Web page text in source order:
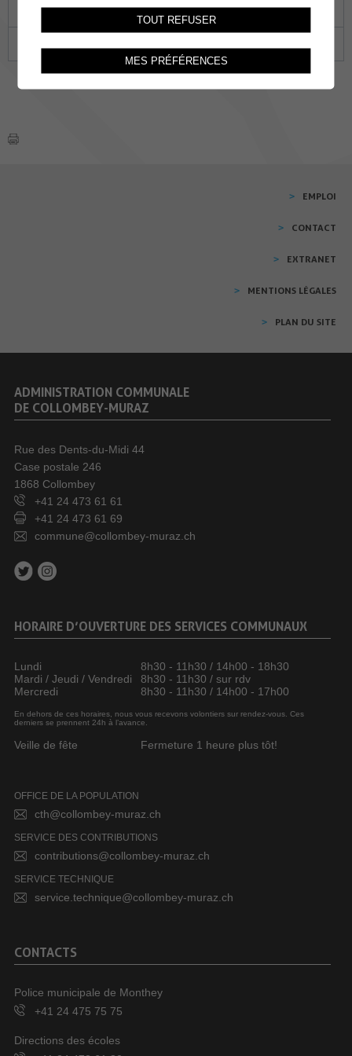
23 24 25 26 27
EMPLOI
CONTACT
EXTRANET
MENTIONS LÉGALES
PLAN DU SITE
ADMINISTRATION COMMUNALE
DE COLLOMBEY-MURAZ
Rue des Dents-du-Midi 44
Case postale 246
1868 Collombey
+41 24 473 61 61
+41 24 473 61 69
commune@collombey-muraz.ch
HORAIRE D’OUVERTURE DES SERVICES COMMUNAUX
Lundi
8h30 - 11h30 / 14h00 - 18h30
Mardi / Jeudi / Vendredi
8h30 - 11h30 / sur rdv
Mercredi
8h30 - 11h30 / 14h00 - 17h00
En dehors de ces horaires, nous vous recevons volontiers sur rendez-vous. Ces
derniers se prennent 24h à l’avance.
Veille de fête Fermeture 1 heure plus tôt!
OFFICE DE LA POPULATION
cth@collombey-muraz.ch
SERVICE DES CONTRIBUTIONS
contributions@collombey-muraz.ch
SERVICE TECHNIQUE
service.technique@collombey-muraz.ch
CONTACTS
Police municipale de Monthey
+41 24 475 75 75
Directions des écoles
TOUT REFUSER
MES PRÉFÉRENCES